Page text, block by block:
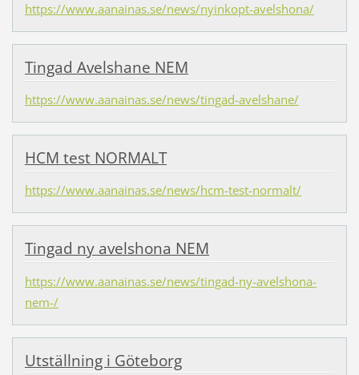
https://www.aanainas.se/news/nyinkopt-avelshona/
Tingad Avelshane NEM
https://www.aanainas.se/news/tingad-avelshane/
HCM test NORMALT
https://www.aanainas.se/news/hcm-test-normalt/
Tingad ny avelshona NEM
https://www.aanainas.se/news/tingad-ny-avelshona-
nem-/
Utställning i Göteborg